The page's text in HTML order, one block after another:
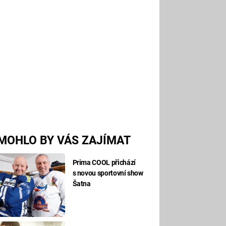
BY VÁS ZAJÍMAT
Prima COOL přichází
s novou sportovní show
Šatna